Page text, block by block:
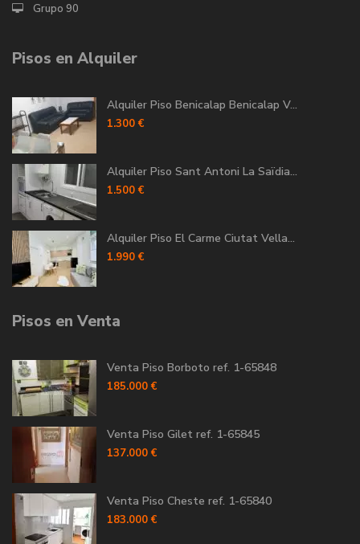
Grupo 90
Pisos en Alquiler
Alquiler Piso Benicalap Benicalap V...
1.300 €
Alquiler Piso Sant Antoni La Saïdia...
1.500 €
Alquiler Piso El Carme Ciutat Vella...
1.990 €
Pisos en Venta
Venta Piso Borboto ref. 1-65848
185.000 €
Venta Piso Gilet ref. 1-65845
137.000 €
Venta Piso Cheste ref. 1-65840
183.000 €